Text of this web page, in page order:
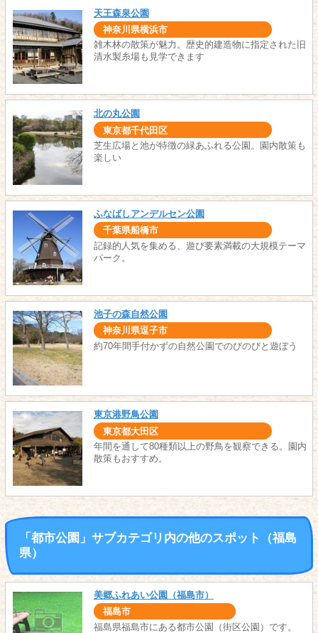
天王森泉公園
神奈川県横浜市
雑木林の散策が魅力。歴史的建造物に指定された旧
清水製糸場も見学できます
北の丸公園
東京都千代田区
芝生広場と池が特徴の緑あふれる公園。園内散策も
楽しい
ふなばしアンデルセン公園
千葉県船橋市
記録的人気を集める、遊び要素満載の大規模テーマ
パーク。
池子の森自然公園
神奈川県逗子市
約70年間手付かずの自然公園でのびのびと遊ぼう
東京港野鳥公園
東京都大田区
年間を通して80種類以上の野鳥を観察できる。園内
散策もおすすめ。
「都市公園」サブカテゴリ内の他のスポット（福島
県）
美郷ふれあい公園（福島市）
福島市
福島県福島市にある都市公園（街区公園）です。